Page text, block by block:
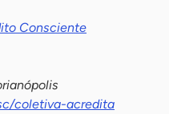
Consciente
coletiva-acredita